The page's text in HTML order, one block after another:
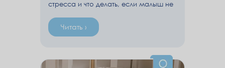
стресса и что делать, если малыш не
Читать ›